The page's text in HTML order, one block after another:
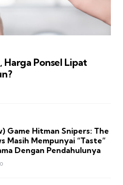
Ponsel Lipat
Game Hitman Snipers: The
Masih Mempunyai “Taste”
Dengan Pendahulunya